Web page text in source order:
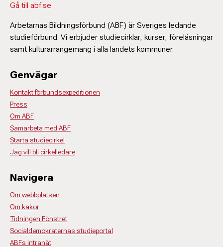
Gå till abf.se
Arbetarnas Bildningsförbund (ABF) är Sveriges ledande
studieförbund. Vi erbjuder studiecirklar, kurser, föreläsningar
samt kulturarrangemang i alla landets kommuner.
Genvägar
Kontakt förbundsexpeditionen
Press
Om ABF
Samarbeta med ABF
Starta studiecirkel
Jag vill bli cirkelledare
Navigera
Om webbplatsen
Om kakor
Tidningen Fönstret
Socialdemokraternas studieportal
ABFs intranät